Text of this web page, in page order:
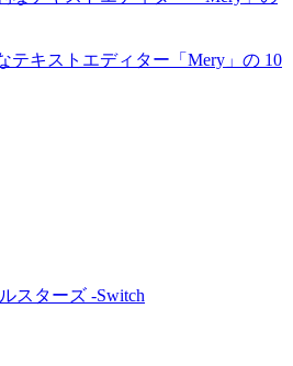
テキストエディター「Mery」の 10
スターズ -Switch